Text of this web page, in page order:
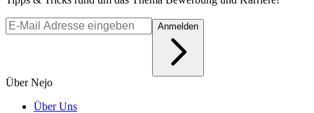
Anmelden
Über Nejo
Über Uns